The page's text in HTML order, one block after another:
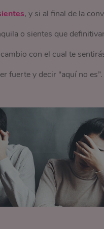
, y si al final de la
o sientes que
con el cual te
fuerte y decir “aquí no es”.